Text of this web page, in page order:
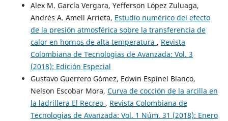
Alex M. García Vergara, Yefferson López Zuluaga,
Andrés A. Amell Arrieta, Estudio numérico del efecto
de la presión atmosférica sobre la transferencia de
calor en hornos de alta temperatura , Revista
Colombiana de Tecnologias de Avanzada: Vol. 3
(2018): Edición Especial
Gustavo Guerrero Gómez, Edwin Espinel Blanco,
Nelson Escobar Mora, Curva de cocción de la arcilla en
la ladrillera El Recreo , Revista Colombiana de
Tecnologias de Avanzada: Vol. 1 Núm. 31 (2018): Enero